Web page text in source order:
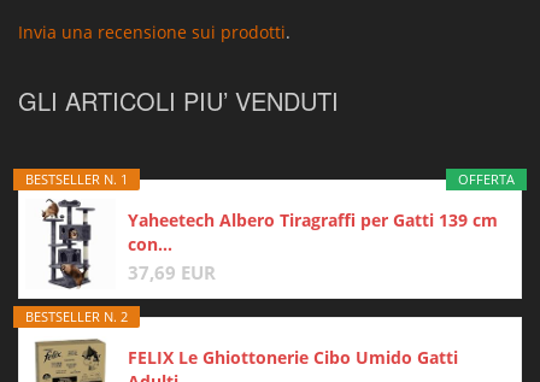
Invia una recensione sui prodotti.
GLI ARTICOLI PIU’ VENDUTI
OFFERTA
BESTSELLER N. 1
Yaheetech Albero Tiragraffi per Gatti 139 cm
con...
37,69 EUR
BESTSELLER N. 2
FELIX Le Ghiottonerie Cibo Umido Gatti